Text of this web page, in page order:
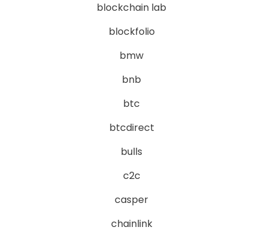
blockchain lab
blockfolio
bmw
bnb
btc
btcdirect
bulls
c2c
casper
chainlink